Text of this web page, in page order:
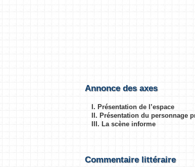
Annonce des axes
I. Présentation de l’espace
II. Présentation du personnage
III. La scène informe
Commentaire littéraire